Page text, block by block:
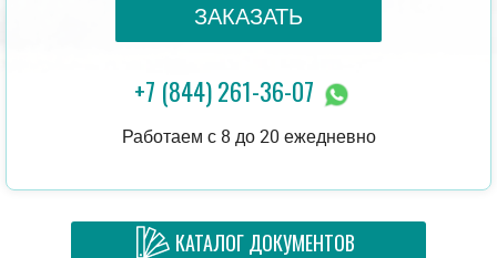
ЗАКАЗАТЬ
+7 (844) 261-36-07
Работаем с 8 до 20 ежедневно
КАТАЛОГ ДОКУМЕНТОВ